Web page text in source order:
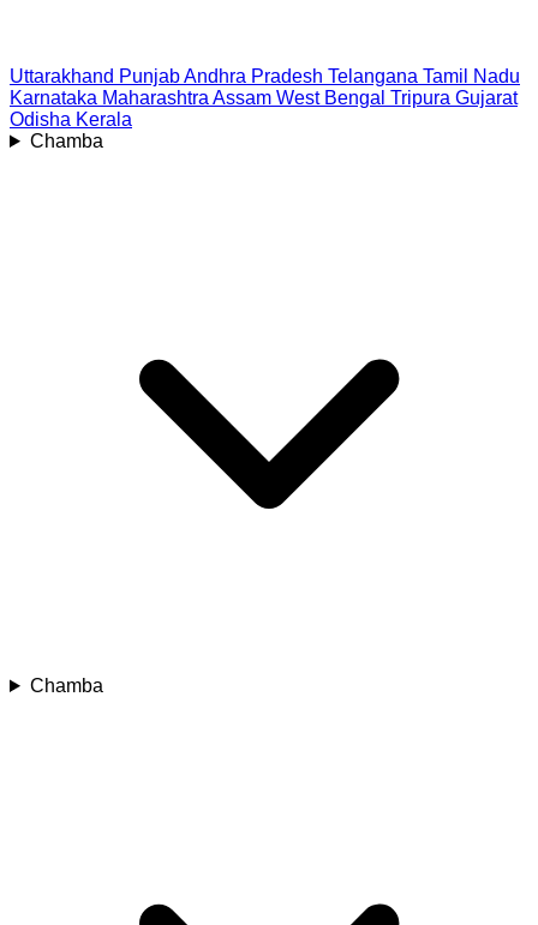
Uttarakhand PunjabAndhra Pradesh Telangana Tamil Nadu
Karnataka Maharashtra Assam West Bengal Tripura Gujarat
Odisha Kerala
Chamba
Chamba